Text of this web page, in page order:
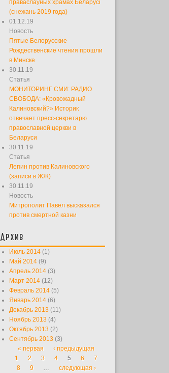
праваслаўных храмах Беларусі
(снежань 2019 года)
01.12.19
Новость
Пятые Белорусские
Рождественские чтения прошли
в Минске
30.11.19
Статья
МОНИТОРИНГ СМИ: РАДИО
СВОБОДА: «Кровожадный
Калиновский?» Историк
отвечает пресс-секретарю
православной церкви в
Беларуси
30.11.19
Статья
Лепин против Калиновского
(записи в ЖЖ)
30.11.19
Новость
Митрополит Павел высказался
против смертной казни
Архив
Июль 2014 (1)
Май 2014 (9)
Апрель 2014 (3)
Март 2014 (12)
Февраль 2014 (5)
Январь 2014 (6)
Декабрь 2013 (11)
Ноябрь 2013 (4)
Октябрь 2013 (2)
Сентябрь 2013 (3)
Страницы
« первая
‹ предыдущая
1
2 3 4 5 6
7
8
9 …
следующая ›